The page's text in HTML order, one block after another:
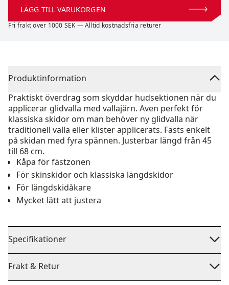
LÄGG TILL VARUKORGEN
Fri frakt över 1000 SEK — Alltid kostnadsfria returer
Produktinformation
Praktiskt överdrag som skyddar hudsektionen när du
applicerar glidvalla med vallajärn. Även perfekt för
klassiska skidor om man behöver ny glidvalla när
traditionell valla eller klister applicerats. Fästs enkelt
på skidan med fyra spännen. Justerbar längd från 45
till 68 cm.
Kåpa för fästzonen
För skinskidor och klassiska längdskidor
För längdskidåkare
Mycket lätt att justera
Specifikationer
Frakt & Retur